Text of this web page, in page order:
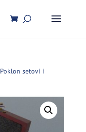
Poklon setovi i